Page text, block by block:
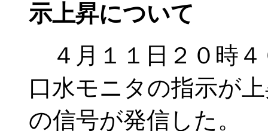
示上昇について
４月１１日２０時４
口水モニタの指示が
の信号が発信した。